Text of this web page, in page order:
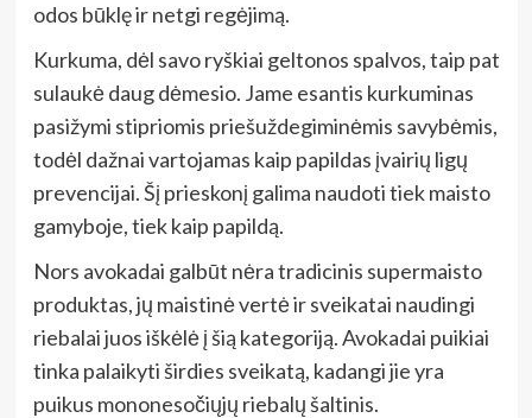
odos būklę ir netgi regėjimą.
Kurkuma, dėl savo ryškiai geltonos spalvos, taip pat
sulaukė daug dėmesio. Jame esantis kurkuminas
pasižymi stipriomis priešuždegiminėmis savybėmis,
todėl dažnai vartojamas kaip papildas įvairių ligų
prevencijai. Šį prieskonį galima naudoti tiek maisto
gamyboje, tiek kaip papildą.
Nors avokadai galbūt nėra tradicinis supermaisto
produktas, jų maistinė vertė ir sveikatai naudingi
riebalai juos iškėlė į šią kategoriją. Avokadai puikiai
tinka palaikyti širdies sveikatą, kadangi jie yra
puikus mononesočiųjų riebalų šaltinis.